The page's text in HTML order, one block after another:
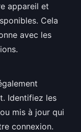
appareil et
Cela
avec les
Identifiez les
mis à jour qui
connexion.